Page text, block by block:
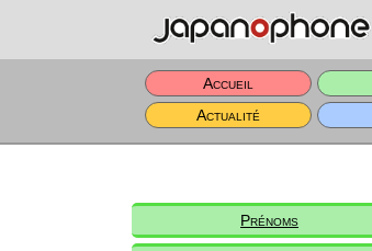
Accueil
Actualité
Prénoms